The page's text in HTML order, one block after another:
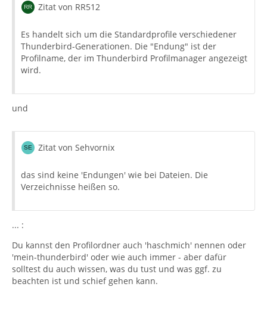
Zitat von RR512
Es handelt sich um die Standardprofile verschiedener
Thunderbird-Generationen. Die "Endung" ist der
Profilname, der im Thunderbird Profilmanager angezeigt
wird.
und
Zitat von Sehvornix
das sind keine 'Endungen' wie bei Dateien. Die
Verzeichnisse heißen so.
... :
Du kannst den Profilordner auch 'haschmich' nennen oder
'mein-thunderbird' oder wie auch immer - aber dafür
solltest du auch wissen, was du tust und was ggf. zu
beachten ist und schief gehen kann.